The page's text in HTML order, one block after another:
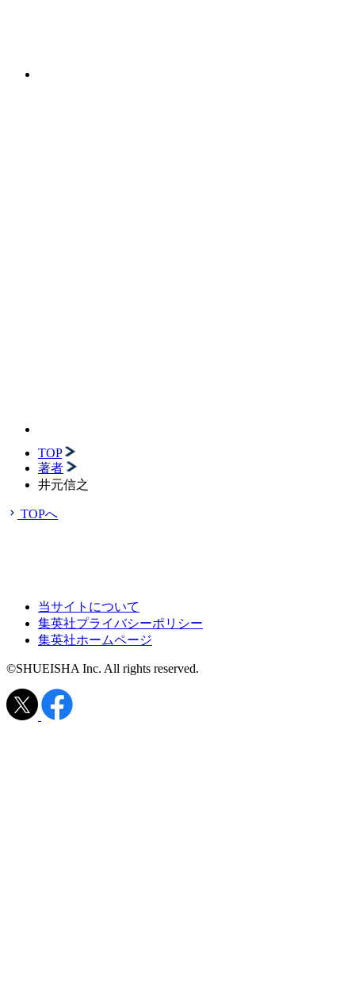
TOP
著者
井元信之
TOPへ
当サイトについて
集英社プライバシーポリシー
集英社ホームページ
©SHUEISHA Inc. All rights reserved.